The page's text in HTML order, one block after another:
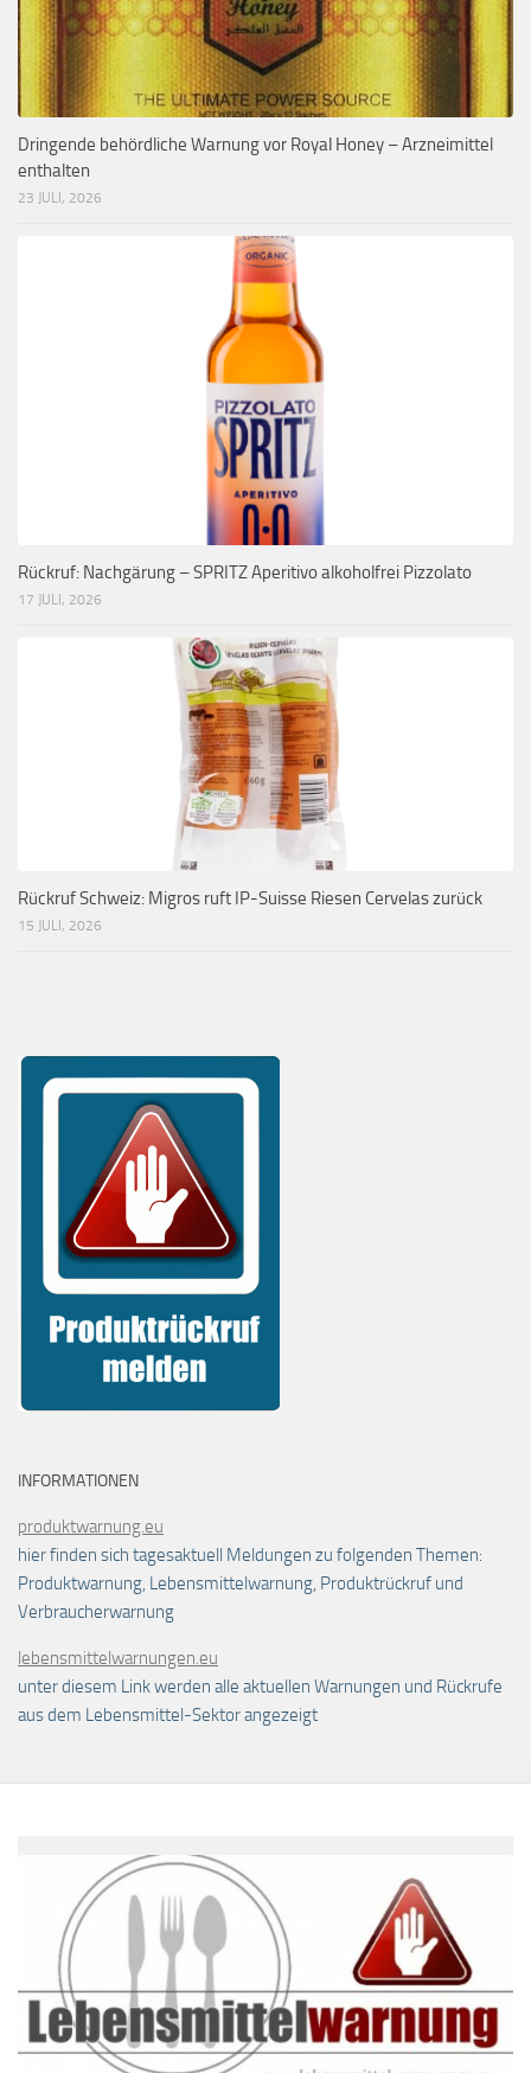
Dringende behördliche Warnung vor Royal Honey – Arzneimittel
enthalten
23 JULI, 2026
Rückruf: Nachgärung – SPRITZ Aperitivo alkoholfrei Pizzolato
17 JULI, 2026
Rückruf Schweiz: Migros ruft IP-Suisse Riesen Cervelas zurück
15 JULI, 2026
INFORMATIONEN
produktwarnung.eu
hier finden sich tagesaktuell Meldungen zu folgenden Themen:
Produktwarnung, Lebensmittelwarnung, Produktrückruf und
Verbraucherwarnung
lebensmittelwarnungen.eu
unter diesem Link werden alle aktuellen Warnungen und Rückrufe
aus dem Lebensmittel-Sektor angezeigt